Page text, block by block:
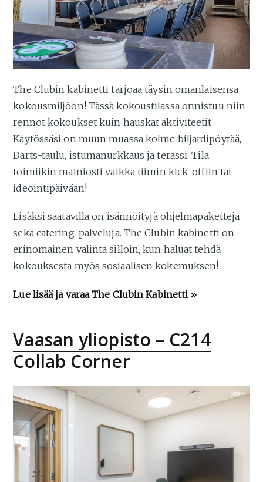
The Clubin kabinetti tarjoaa täysin omanlaisensa
kokousmiljöön! Tässä kokoustilassa onnistuu niin
rennot kokoukset kuin hauskat aktiviteetit.
Käytössäsi on muun muassa kolme biljardipöytää,
Darts-taulu, istumanurkkaus ja terassi. Tila
toimiikin mainiosti vaikka tiimin kick-offiin tai
ideointipäivään!
Lisäksi saatavilla on isännöityjä ohjelmapaketteja
sekä catering-palveluja. The Clubin kabinetti on
erinomainen valinta silloin, kun haluat tehdä
kokouksesta myös sosiaalisen kokemuksen!
Lue lisää ja varaaThe Clubin Kabinetti »
Vaasan yliopisto – C214
Collab Corner